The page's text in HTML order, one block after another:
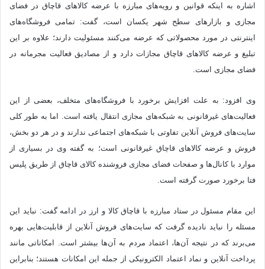
اشاره به اینکه قوانین و رویه‌های مبارزه با عرضه کالا‌های قاچاق در فضای
مجازی و بازار‌های سطح شهر یکسان است، گفت: تمامی فروشگاه‌های
اینترنتی در مورد محصولاتی که عرضه می‌کنند مسئولیت دارند؛ علاوه بر این
تبلیغ و عرضه کالا‌های قاچاق مجازات دارد و از مصادیق فعالیت مجرمانه در
فضای مجازی است.
وی افزود: به علت افزایش برخورد با فروشگاه‌های متخلف، بعضی از این
فعالیت‌های غیرقانونی به شبکه‌های مجازی انتقال یافته است. اما به طور کلی
سایت‌های فروش آنلاین تفاوتی با شبکه‌های اجتماعی ندارند و در هر دو بخش،
فروش و عرضه کالا‌های قاچاق غیرقانونی است؛ به گفته وی در بسیاری از
موارد با کانال‌ها و صفحات فضای مجازی فروشنده کالای قاچاق از طریق پلیس
فتا برخورد صورت گرفته است.
این مقام مسئول در ستاد مبارزه با قاچاق کالا و ارز در ادامه گفت: نباید این
مسئله را نباید نادیده گرفت که سایت‌های فروش آنلاین از قابلیت‌هایی بهره
می‌برند که در نتیجه آن‌‌ها، اعتماد مردم به آن‌ها بیشتر است. امکاناتی مانند
پرداخت آنلاین و نماد اعتماد الکترونیکی از جمله این امکانات هستند؛ بنابراین